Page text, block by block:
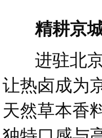
精耕京城
进驻北京
让热卤成为
天然草本香